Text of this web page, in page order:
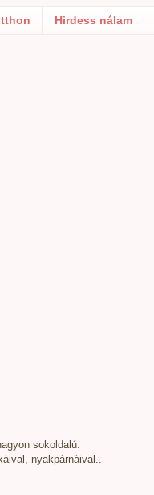
Hirdess nálam
sokoldalú.
nyakpárnáival..